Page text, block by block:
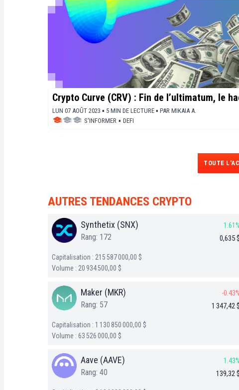
Crypto Curve (CRV) : Fin de l’ultimatum, le
LUN 07 AOÛT 2023 ▪ 5 MIN DE LECTURE ▪ PAR MIKAIA A.
S'INFORMER ▪ DEFI
TOUTE
AUTRES TENDANCES CRYPTO
Synthetix (SNX)
Rang: 172
1.61%
0,635 $
Capitalisation : 215 587 000,00 $
Volume : 20 934 500,00 $
Maker (MKR)
Rang: 57
-0.43%
1 347,42 $
Capitalisation : 1 130 850 000,00 $
Volume : 63 526 000,00 $
Aave (AAVE)
Rang: 40
1.43%
139,32 $